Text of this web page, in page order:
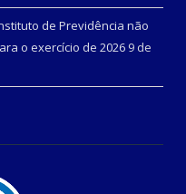
de Previdência não
o exercício de 2026 9 de